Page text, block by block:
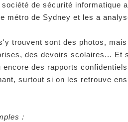
de sécurité informatique
métro de Sydney et les a
trouvent sont des photos,
des devoirs scolaires... Et
des rapports
surtout si on les retrouve
: